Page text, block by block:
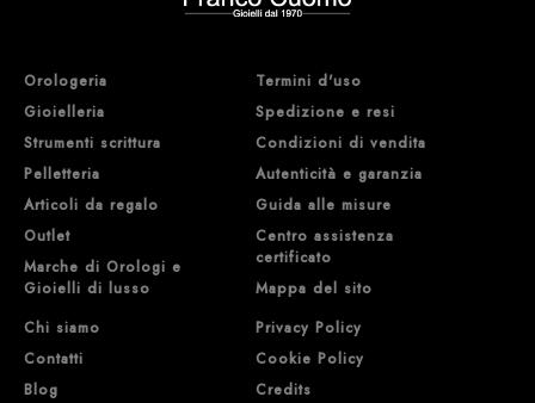
Orologeria
Gioielleria
Strumenti scrittura
Pelletteria
Articoli da regalo
Outlet
Marche di Orologi e
Gioielli di lusso
Chi siamo
Contatti
Blog
Termini d'uso
Spedizione e resi
Condizioni di vendita
Autenticità e garanzia
Guida alle misure
Centro assistenza
certificato
Mappa del sito
Privacy Policy
Cookie Policy
Credits